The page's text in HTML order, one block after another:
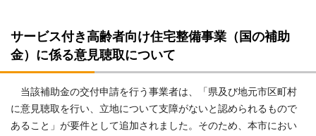
サービス付き高齢者向け住宅整備事業（国の補助
金）に係る意見聴取について
当該補助金の交付申請を行う事業者は、「県及び地元市区町村
に意見聴取を行い、立地について支障がないと認められるもので
あること」が要件として追加されました。そのため、本市におい